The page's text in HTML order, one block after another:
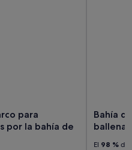
para
por la bahía de
Bahía
ballenas
El 98 % de